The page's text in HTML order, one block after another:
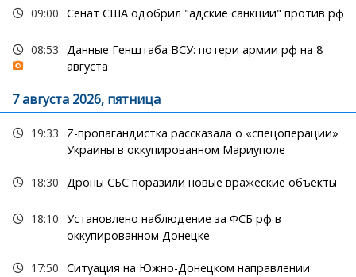
09:00 Сенат США одобрил "адские санкции" против рф
08:53 Данные Генштаба ВСУ: потери армии рф на 8
августа
7 августа 2026, пятница
19:33
Z-пропагандистка рассказала о «спецоперации»
Украины в оккупированном Мариуполе
18:30 Дроны СБС поразили новые вражеские объекты
18:10 Установлено наблюдение за ФСБ рф в
оккупированном Донецке
17:50 Ситуация на Южно-Донецком направлении